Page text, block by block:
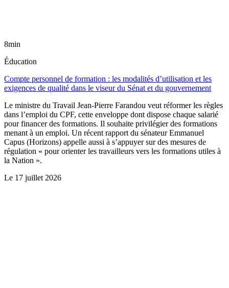
8min
Éducation
Compte personnel de formation : les modalités d’utilisation et les
exigences de qualité dans le viseur du Sénat et du gouvernement
Le ministre du Travail Jean-Pierre Farandou veut réformer les règles
dans l’emploi du CPF, cette enveloppe dont dispose chaque salarié
pour financer des formations. Il souhaite privilégier des formations
menant à un emploi. Un récent rapport du sénateur Emmanuel
Capus (Horizons) appelle aussi à s’appuyer sur des mesures de
régulation « pour orienter les travailleurs vers les formations utiles à
la Nation ».
Le 17 juillet 2026